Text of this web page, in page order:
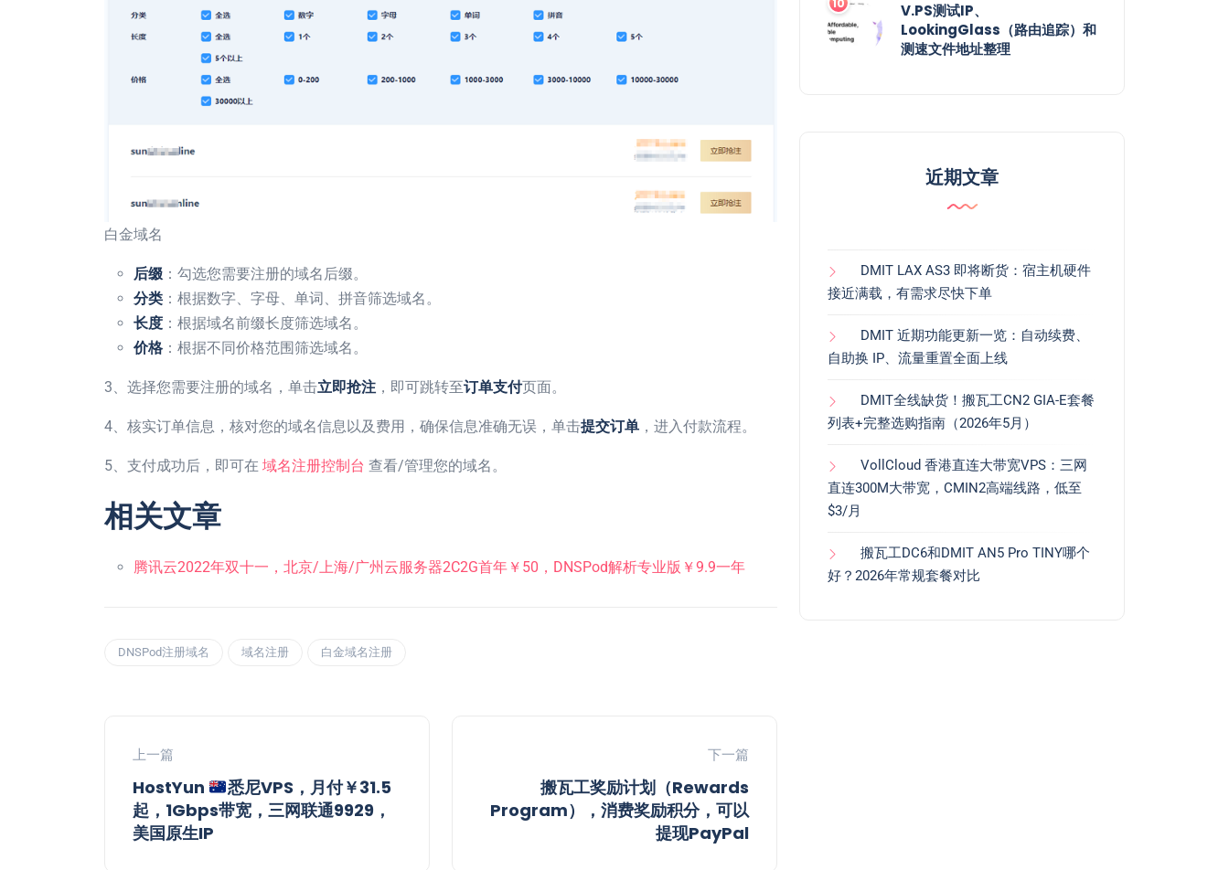
白金域名
后缀 ：勾选您需要注册的域名后缀。
分类 ：根据数字、字母、单词、拼音筛选域名。
长度 ：根据域名前缀长度筛选域名。
价格 ：根据不同价格范围筛选域名。
3、选择您需要注册的域名，单击立即抢注 ，即可跳转至订单支付页面。
4、核实订单信息，核对您的域名信息以及费用，确保信息准确无误，单击提交订单 ，进入付款流程。
5、支付成功后，即可在 域名注册控制台 查看/管理您的域名。
相关文章
腾讯云2022年双十一，北京/上海/广州云服务器2C2G首年￥50，DNSPod解析专业版￥9.9一年
DNSPod注册域名 域名注册 白金域名注册
上一篇
HostYun
悉尼VPS，月付￥31.5
起，1Gbps带宽，三网联通9929，
美国原生IP
下一篇
搬瓦工奖励计划（Rewards
Program），消费奖励积分，可以
提现PayPal
V.PS测试IP、
LookingGlass（路由追踪）和
测速文件地址整理
近期文章
DMIT LAX AS3 即将断货：宿主机硬件
接近满载，有需求尽快下单
DMIT 近期功能更新一览：自动续费、
自助换 IP、流量重置全面上线
DMIT全线缺货！搬瓦工CN2 GIA-E套餐
列表+完整选购指南（2026年5月）
VollCloud 香港直连大带宽VPS：三网
直连300M大带宽，CMIN2高端线路，低至
$3/月
搬瓦工DC6和DMIT AN5 Pro TINY哪个
好？2026年常规套餐对比